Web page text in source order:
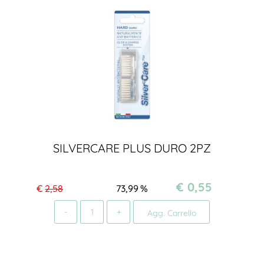
SILVERCARE PLUS DURO 2PZ
€ 2,58 %
73,99 € 0,55
Agg. Carrello